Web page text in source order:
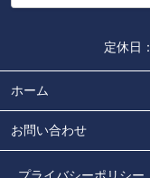
定休日：
ホーム
お問い合わせ